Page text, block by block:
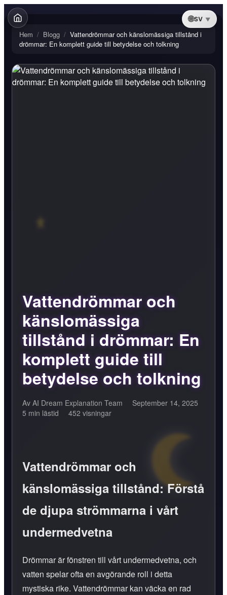
SV
Hem / Blogg / Vattendrömmar och känslomässiga tillstånd i
drömmar: En komplett guide till betydelse och tolkning
Vattendrömmar och
känslomässiga
tillstånd i drömmar: En
komplett guide till
betydelse och tolkning
Av AI Dream Explanation Team
September 14, 2025
5 min lästid
452 visningar
Vattendrömmar och
känslomässiga tillstånd: Förstå
de djupa strömmarna i vårt
undermedvetna
Drömmar är fönstren till vårt undermedvetna, och
vatten spelar ofta en avgörande roll i detta
mystiska rike. Vattendrömmar kan väcka en rad